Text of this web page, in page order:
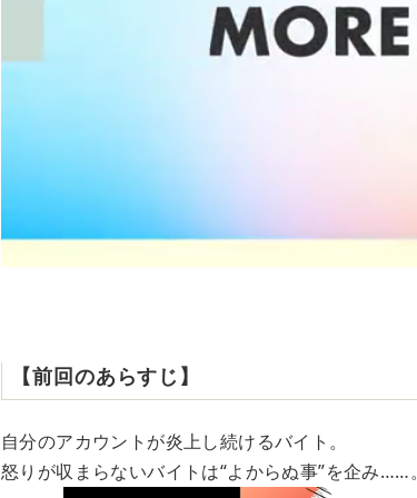
【前回のあらすじ】
自分のアカウントが炎上し続けるバイト。
怒りが収まらないバイトは“よからぬ事”を企み……。